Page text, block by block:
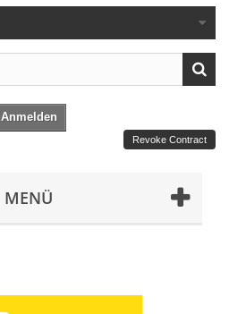
Anmelden
Revoke Contract
MENÜ